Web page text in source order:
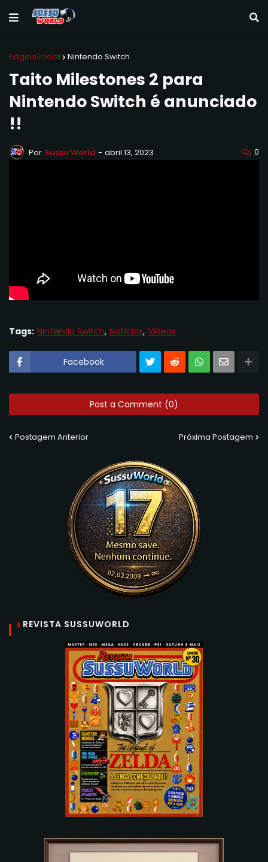
Página inicial Nintendo Switch
Taito Milestones 2 para
Nintendo Switch é anunciado
!!
Por Sussu World - abril 13, 2023 0
Tags: Nintendo Switch Notícias Vídeos
Facebook
Post a Comment (0)
Postagem Anterior Próxima Postagem
REVISTA SUSSUWORLD